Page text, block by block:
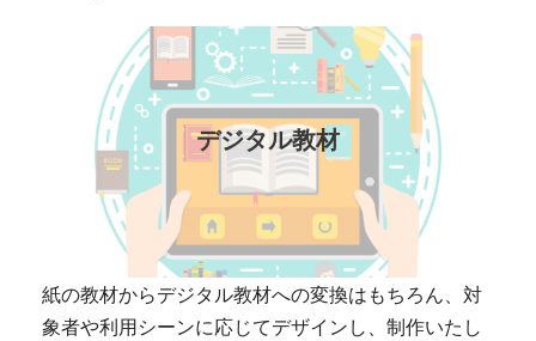
デジタル教材
紙の教材からデジタル教材への変換はもちろん、対
象者や利用シーンに応じてデザインし、制作いたし